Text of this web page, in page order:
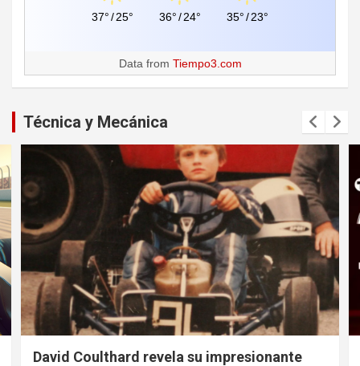
37°/25° 36°/24° 35°/23°
Data from Tiempo3.com
Técnica y Mecánica
David Coulthard revela su impresionante